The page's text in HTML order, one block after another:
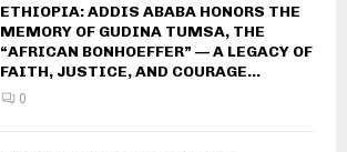
ETHIOPIA: ADDIS ABABA HONORS THE
MEMORY OF GUDINA TUMSA, THE
“AFRICAN BONHOEFFER” — A LEGACY OF
FAITH, JUSTICE, AND COURAGE...
0